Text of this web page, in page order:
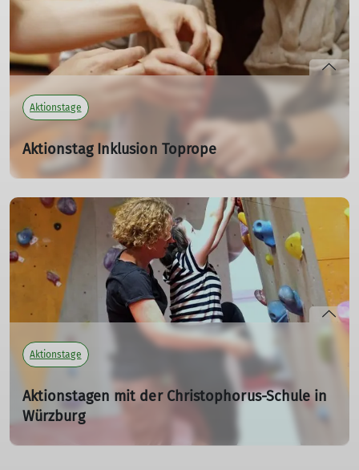
Aktionstage
Aktionstag Inklusion Toprope
07.09.2024
Inklusion - ein Thema in aller Munde. Auch wir möchten
in unserer DAV-Sektion einen Beitrag leisten. Bereits im
letzten Jahr haben Roland Zschorn - TCBM und Referat
Ausbildung, Mona Dormeier - TCBM und Peter
Schönmann - KB Grundsteine gelegt. Diese Jahr konnte
der Weg mit großer Begeisterung weiter ausgebaut
werden.
mehr erfahren
Aktionstage
Aktionstagen mit der Christophorus-Schule in
Würzburg
27.08.2024